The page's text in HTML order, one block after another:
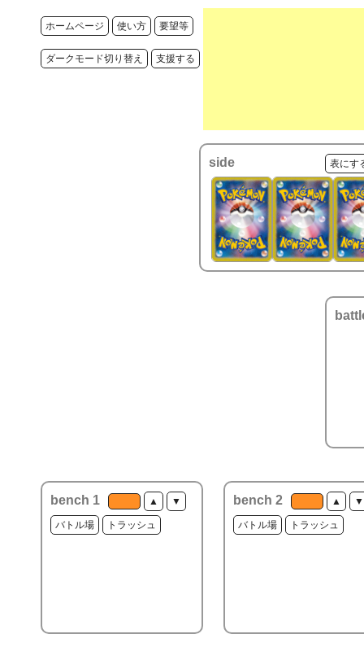
ホームページ 使い方 要望等
ダークモード切り替え 支援する
side 表にす
bench 1 ▲ ▼
バトル場 トラッシュ
bench 2 ▲ ▼
バトル場 トラッシュ